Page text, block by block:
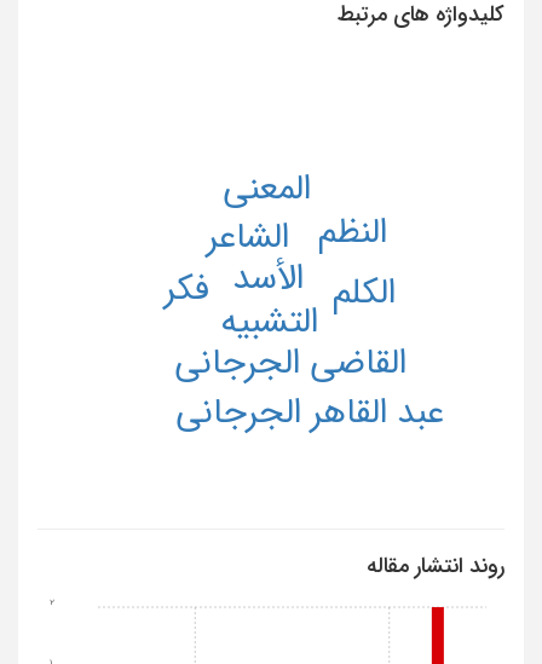
کلیدواژه های مرتبط
الأسد
التشبیه
الشاعر
القاضی الجرجانی
المعنی
النظم
الکلم
عبد القاهر الجرجانی
فکر
روند انتشار مقاله
2